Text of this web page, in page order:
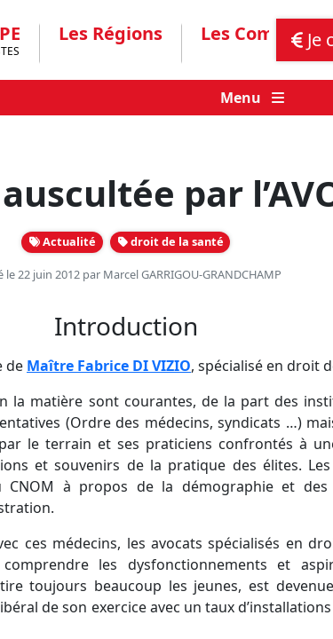
Les Régions Les Je
Menu
par
Actualité droit de la santé
le 22 juin 2012 par Marcel GARRIGOU-GRANDCHAMP
Introduction
de Maître Fabrice DIVIZIO, spécialisé en droit
la matière sont courantes, de la part des
(Ordre des médecins, syndicats …)
le terrain et ses praticiens confrontés à
et souvenirs de la pratique des élites.
CNOM à propos de la démographie et des
ces médecins, les avocats spécialisés en
les dysfonctionnements et
toujours beaucoup les jeunes, est
de son exercice avec un taux